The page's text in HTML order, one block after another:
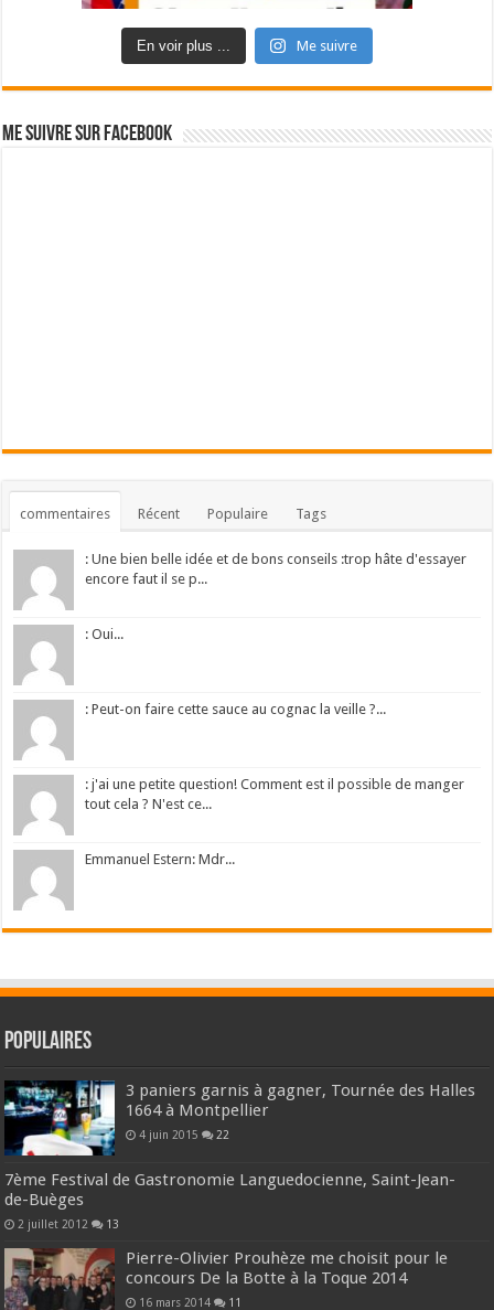
En voir plus ... Me suivre
Me suivre sur Facebook
commentaires Récent Populaire Tags
: Une bien belle idée et de bons conseils :trop hâte d'essayer
encore faut il se p...
: Oui...
: Peut-on faire cette sauce au cognac la veille ?...
: j'ai une petite question! Comment est il possible de manger
tout cela ? N'est ce...
Emmanuel Estern: Mdr...
Populaires
3 paniers garnis à gagner, Tournée des Halles
1664 à Montpellier
4 juin 2015 22
7ème Festival de Gastronomie Languedocienne, Saint-Jean-
de-Buèges
2 juillet 2012 13
Pierre-Olivier Prouhèze me choisit pour le
concours De la Botte à la Toque 2014
16 mars 2014 11